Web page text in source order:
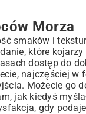
Morza
Morza
smaków i
które
dostęp do
najczęściej w
Możecie go
jak kiedyś
gdy